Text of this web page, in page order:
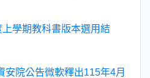
學期教科書版本選用結
安院公告微軟釋出115年4月